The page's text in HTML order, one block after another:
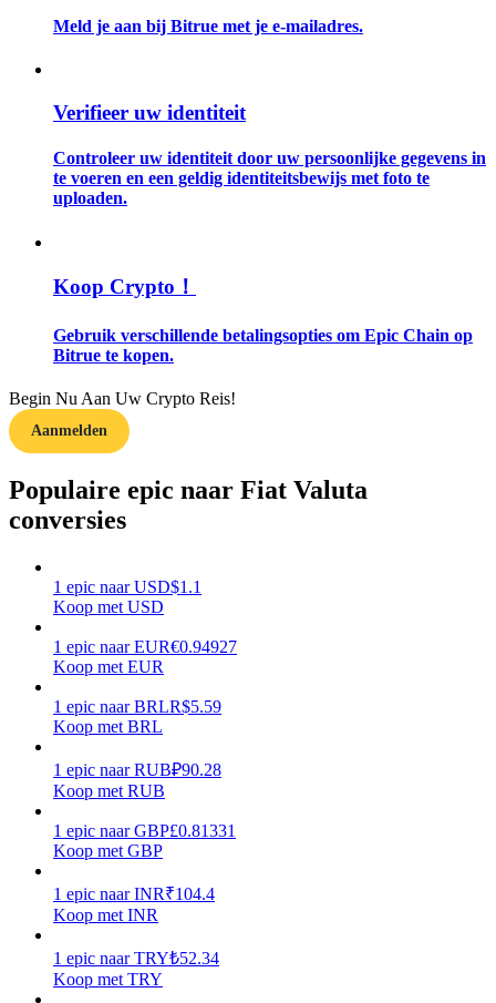
Futures-startgids
Leer hoe u winstgevend kunt blijven
Verdienen
Macht varkentje
Uitzetten
Meld je aan bij Bitrue met je e-mailadres.
Verifieer uw identiteit
Controleer uw identiteit door uw persoonlijke gegevens in
te voeren en een geldig identiteitsbewijs met foto te
uploaden.
Koop Crypto！
Gebruik verschillende betalingsopties om Epic Chain op
Bitrue te kopen.
Begin Nu Aan Uw Crypto Reis!
Aanmelden
Populaire epic naar Fiat Valuta
conversies
1 epic naar USD$1.1
Koop met USD
1 epic naar EUR€0.94927
Koop met EUR
1 epic naar BRLR$5.59
Koop met BRL
1 epic naar RUB₽90.28
Koop met RUB
1 epic naar GBP£0.81331
Koop met GBP
1 epic naar INR₹104.4
Koop met INR
1 epic naar TRY₺52.34
Koop met TRY